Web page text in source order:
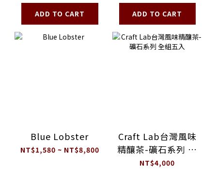
ADD TO CART ADD TO CART
Blue Lobster
NT$1,580 ~ NT$8,800
Craft Lab台灣風味
精釀茶-礦石系列 全
組五入
NT$4,000